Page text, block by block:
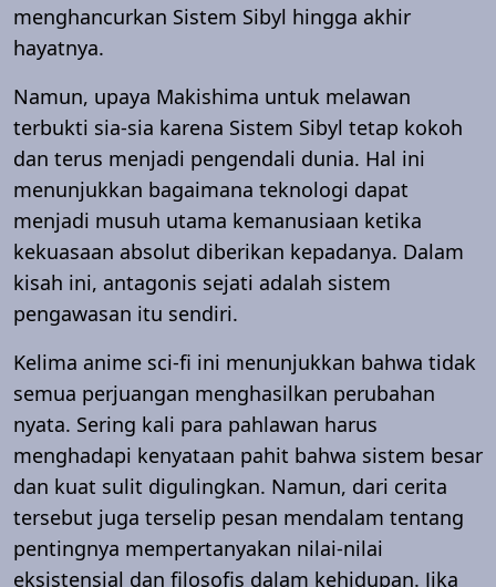
menghancurkan Sistem Sibyl hingga akhir
hayatnya.
Namun, upaya Makishima untuk melawan
terbukti sia-sia karena Sistem Sibyl tetap kokoh
dan terus menjadi pengendali dunia. Hal ini
menunjukkan bagaimana teknologi dapat
menjadi musuh utama kemanusiaan ketika
kekuasaan absolut diberikan kepadanya. Dalam
kisah ini, antagonis sejati adalah sistem
pengawasan itu sendiri.
Kelima anime sci-fi ini menunjukkan bahwa tidak
semua perjuangan menghasilkan perubahan
nyata. Sering kali para pahlawan harus
menghadapi kenyataan pahit bahwa sistem besar
dan kuat sulit digulingkan. Namun, dari cerita
tersebut juga terselip pesan mendalam tentang
pentingnya mempertanyakan nilai-nilai
eksistensial dan filosofis dalam kehidupan. Jika